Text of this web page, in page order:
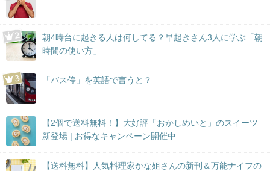
朝4時台に起きる人は何してる？早起きさん3人に学ぶ「朝
時間の使い方」
「バス停」を英語で言うと？
【2個で送料無料！】大好評「おかしめいと」のスイーツ
新登場 | お得なキャンペーン開催中
【送料無料】人気料理家かな姐さんの新刊＆万能ナイフの